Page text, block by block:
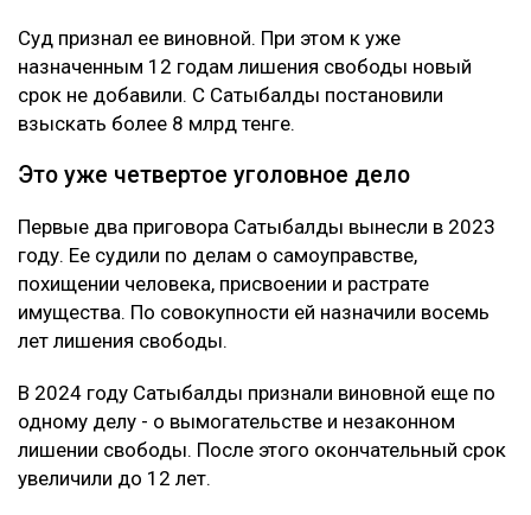
Суд признал ее виновной. При этом к уже
назначенным 12 годам лишения свободы новый
срок не добавили. С Сатыбалды постановили
взыскать более 8 млрд тенге.
Это уже четвертое уголовное дело
Первые два приговора Сатыбалды вынесли в 2023
году. Ее судили по делам о самоуправстве,
похищении человека, присвоении и растрате
имущества. По совокупности ей назначили восемь
лет лишения свободы.
В 2024 году Сатыбалды признали виновной еще по
одному делу - о вымогательстве и незаконном
лишении свободы. После этого окончательный срок
увеличили до 12 лет.